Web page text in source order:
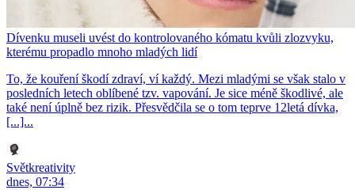
Dívenku museli uvést do kontrolovaného kómatu kvůli zlozvyku,
kterému propadlo mnoho mladých lidí
To, že kouření škodí zdraví, ví každý. Mezi mladými se však stalo v
posledních letech oblíbené tzv. vapování. Je sice méně škodlivé, ale
také není úplně bez rizik. Přesvědčila se o tom teprve 12letá dívka,
[...]...
Světkreativity
dnes, 07:34